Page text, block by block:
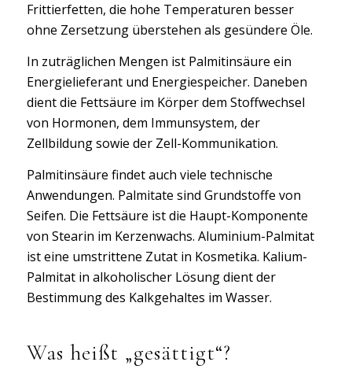
Frittierfetten, die hohe Temperaturen besser
ohne Zersetzung überstehen als gesündere Öle.
In zuträglichen Mengen ist Palmitinsäure ein
Energielieferant und Energiespeicher. Daneben
dient die Fettsäure im Körper dem Stoffwechsel
von Hormonen, dem Immunsystem, der
Zellbildung sowie der Zell-Kommunikation.
Palmitinsäure findet auch viele technische
Anwendungen. Palmitate sind Grundstoffe von
Seifen. Die Fettsäure ist die Haupt-Komponente
von Stearin im Kerzenwachs. Aluminium-Palmitat
ist eine umstrittene Zutat in Kosmetika. Kalium-
Palmitat in alkoholischer Lösung dient der
Bestimmung des Kalkgehaltes im Wasser.
Was heißt „gesättigt“?